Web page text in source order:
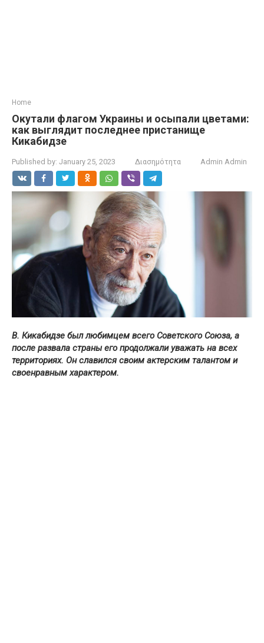
Home
Окутали флагом Украины и осыпали цветами:
как выглядит последнее пристанище
Кикабидзе
Published by: January 25, 2023 Διασημότητα Admin Admin
В. Кикабидзе был любимцем всего Советского Союза, а
после развала страны его продолжали уважать на всех
территориях. Он славился своим актерским талантом и
своенравным характером.